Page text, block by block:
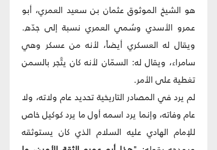
هو الشيخ الموثوق عثمان بن سعيد العمري، أبو
عمرو الأسدي وسُمي العمري نسبة إلى جدّه.
ويقال له العسكري أيضاً، لأنه من عسكر وهي
سامراء، ويقال له: السمّان لأنه كان يتَّجر بالسمن
تغطية على الأمر.
لم يرد في المصادر التاريخية تحديد عام ولاته، ولا
عام وفاته، وإنما يرد اسمه أول ما يرد كوكيل خاص
للإمام الهادي عليه السلام الذي كان يستوثقه